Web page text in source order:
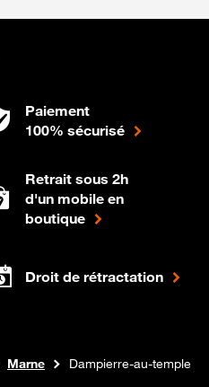
Paiement
100% sécurisé
Retrait sous 2h
d'un mobile en
boutique
Droit de rétractation
Marne Dampierre-au-temple